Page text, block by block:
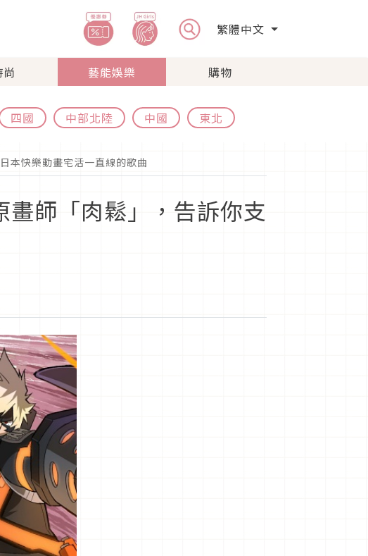
繁體中文
尚 藝能娛樂 購物
四國 中部北陸 中國 東北
本快樂動畫宅活一直線的歌曲
畫師「肉鬆」，告訴你支